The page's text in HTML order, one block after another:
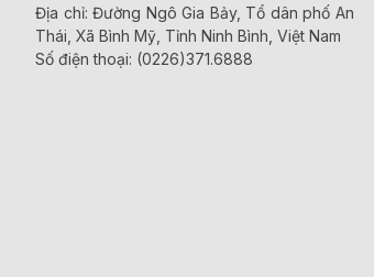
Địa chỉ: Đường Ngô Gia Bảy, Tổ dân phố An
Thái, Xã Bình Mỹ, Tỉnh Ninh Bình, Việt Nam
Số điện thoại: (0226)371.6888